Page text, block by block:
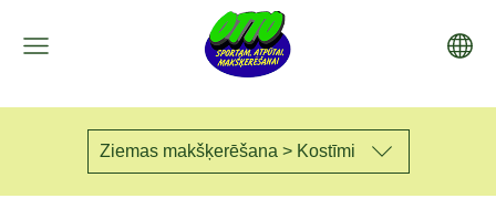
Ziemas makšķerēšana > Kostīmi